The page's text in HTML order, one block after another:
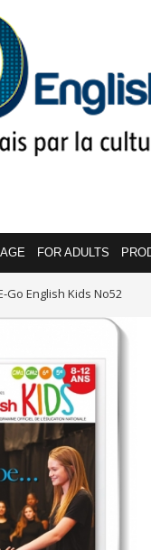
FOR ADULTS
Go English Kids No52